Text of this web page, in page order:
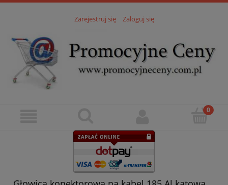
Zarejestruj się Zaloguj się